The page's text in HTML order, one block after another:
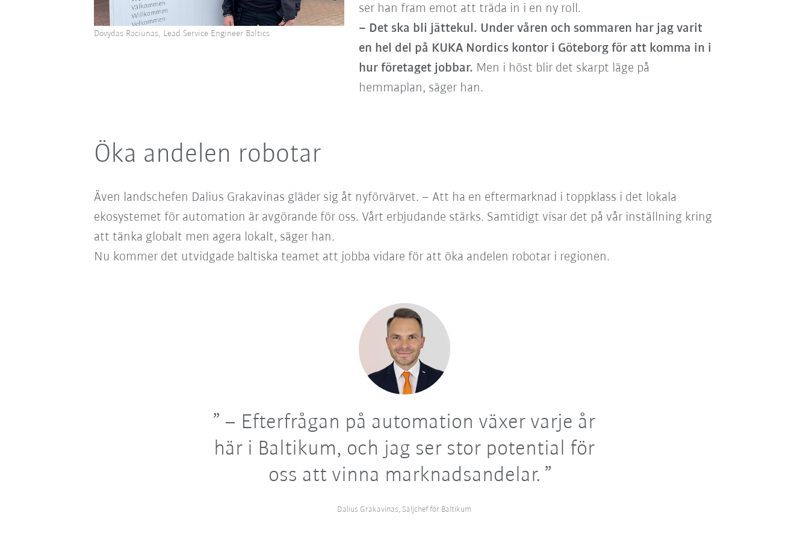
ser han fram emot att träda in i en ny roll.
– Det ska bli jättekul. Under våren och sommaren har jag varit
en hel del på KUKA Nordics kontor i Göteborg för att komma in i
hur företaget jobbar. Men i höst blir det skarpt läge på
hemmaplan, säger han.
Dovydas Raciunas, Lead Service Engineer Baltics
Öka andelen robotar
Även landschefen Dalius Grakavinas gläder sig åt nyförvärvet. – Att ha en eftermarknad i toppklass i det lokala
ekosystemet för automation är avgörande för oss. Vårt erbjudande stärks. Samtidigt visar det på vår inställning kring
att tänka globalt men agera lokalt, säger han.
Nu kommer det utvidgade baltiska teamet att jobba vidare för att öka andelen robotar i regionen.
– Efterfrågan på automation växer varje år
här i Baltikum, och jag ser stor potential för
oss att vinna marknadsandelar.
Dalius Grakavinas, Säljchef för Baltikum